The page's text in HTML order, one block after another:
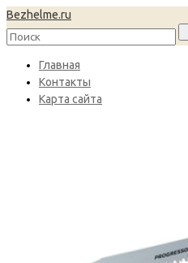
Bezhelme.ru
Главная
Контакты
Карта сайта